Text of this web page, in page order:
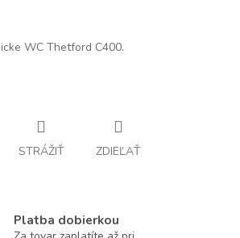
WC Thetford C400.
STRÁŽIŤ ZDIEĽAŤ
Platba dobierkou